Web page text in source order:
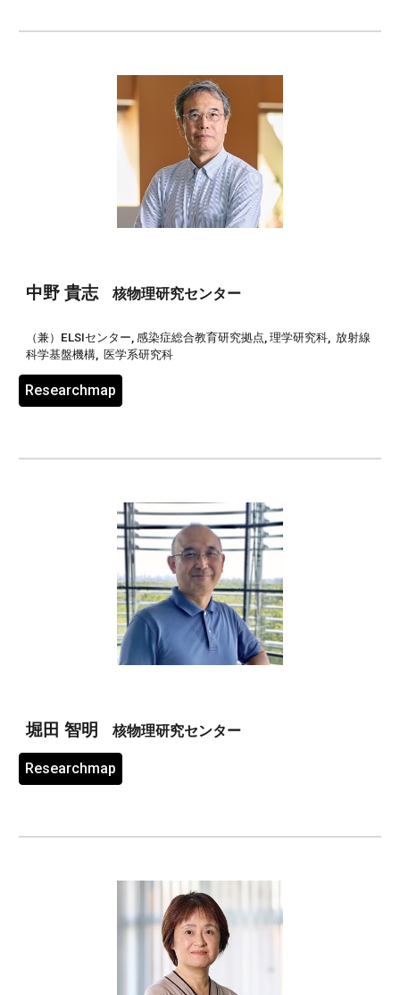
中野 貴志核物理研究センター
（兼）ELSIセンター ,感染症総合教育研究拠点, 理学研究科,
放射線
科学基盤機構,
医学系研究科
Researchmap
堀田 智明 核物理研究センター
Researchmap